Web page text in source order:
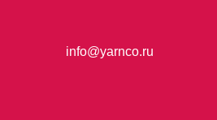
info@yarnco.ru